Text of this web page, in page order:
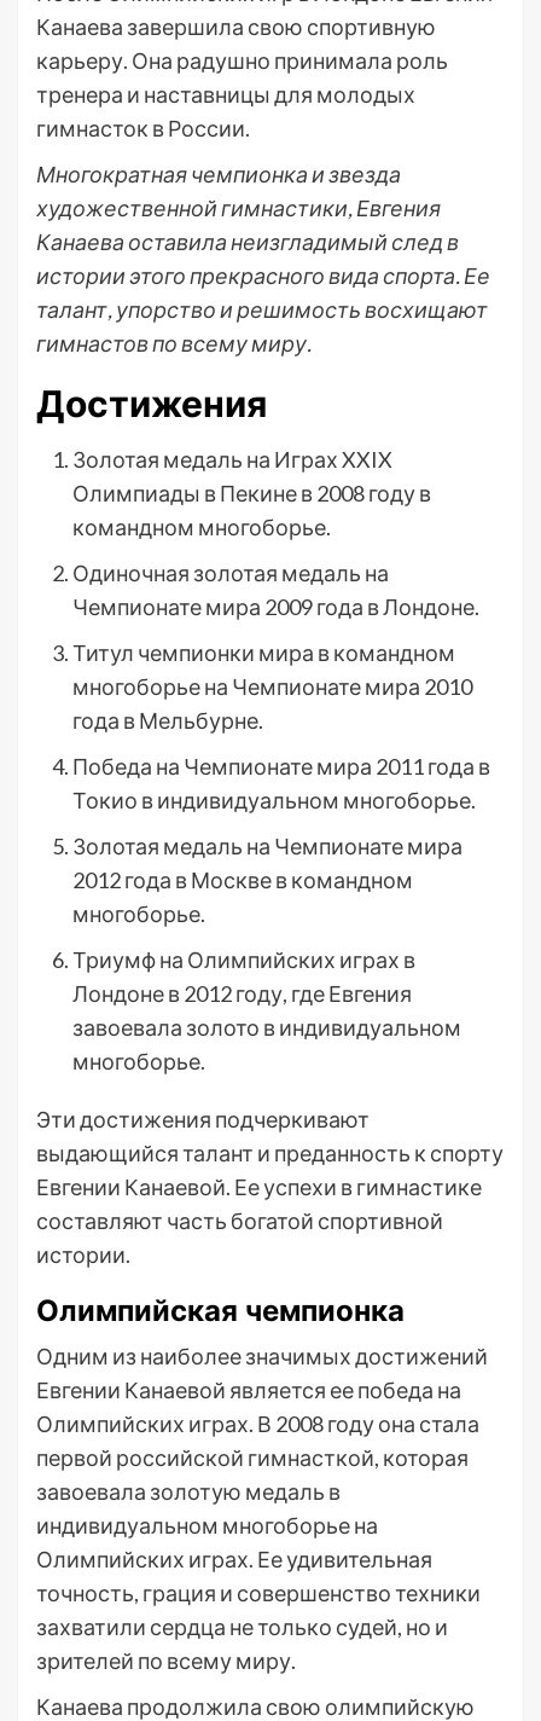
Канаева завершила свою спортивную
карьеру. Она радушно принимала роль
тренера и наставницы для молодых
гимнасток в России.
Многократная чемпионка и звезда
художественной гимнастики, Евгения
Канаева оставила неизгладимый след в
истории этого прекрасного вида спорта. Ее
талант, упорство и решимость восхищают
гимнастов по всему миру.
Достижения
Золотая медаль на Играх XXIX
Олимпиады в Пекине в 2008 году в
командном многоборье.
Одиночная золотая медаль на
Чемпионате мира 2009 года в Лондоне.
Титул чемпионки мира в командном
многоборье на Чемпионате мира 2010
года в Мельбурне.
Победа на Чемпионате мира 2011 года в
Токио в индивидуальном многоборье.
Золотая медаль на Чемпионате мира
2012 года в Москве в командном
многоборье.
Триумф на Олимпийских играх в
Лондоне в 2012 году, где Евгения
завоевала золото в индивидуальном
многоборье.
Эти достижения подчеркивают
выдающийся талант и преданность к спорту
Евгении Канаевой. Ее успехи в гимнастике
составляют часть богатой спортивной
истории.
Олимпийская чемпионка
Одним из наиболее значимых достижений
Евгении Канаевой является ее победа на
Олимпийских играх. В 2008 году она стала
первой российской гимнасткой, которая
завоевала золотую медаль в
индивидуальном многоборье на
Олимпийских играх. Ее удивительная
точность, грация и совершенство техники
захватили сердца не только судей, но и
зрителей по всему миру.
Канаева продолжила свою олимпийскую